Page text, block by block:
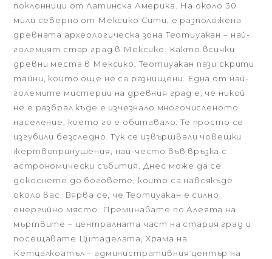
поклонници от Латинска Америка. На около 30
мили северно от Мексико Сити, е разположена
древната археологическа зона Теотиуакан – най-
големият стар град в Мексико. Както всички
древни места в Мексико, Теотиуакан пази скрити
тайни, които още не са разнищени. Една от най-
големите мистерии на древния град е, че никой
не е разбрал къде е изчезнало многочисленото
население, което го е обитавало. Те просто се
изгубили безследно. Тук се извършвали човешки
жертвопринушения, най-често във връзка с
астрономически събития. Днес може да се
докоснете до боговете, които са навсякъде
около вас. Вярва се, че Теотиуакан е силно
енергийно място. Преминавате по Алеята на
мъртвите – централната част на стария град и
посещавате Цитаделата, Храма на
Кетцалкоатъл – административния център на